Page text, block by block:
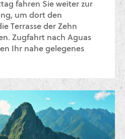
fahren Sie weiter zur
um dort den
Terrasse der Zehn
Zugfahrt nach Aguas
Ihr nahe gelegenes